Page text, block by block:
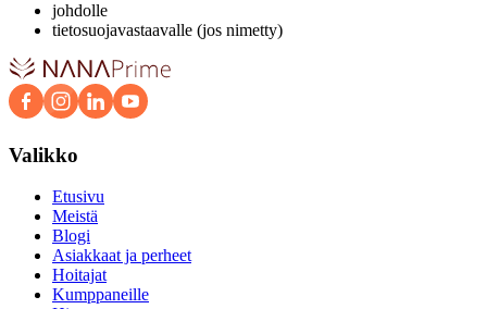
johdolle
tietosuojavastaavalle (jos nimetty)
Valikko
Etusivu
Meistä
Blogi
Asiakkaat ja perheet
Hoitajat
Kumppaneille